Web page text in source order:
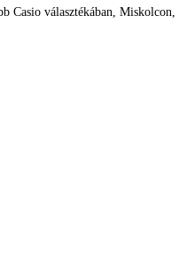
Casio választékában,